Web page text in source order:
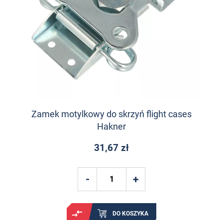
Zamek motylkowy do skrzyń flight cases
Hakner
31,67 zł
DO KOSZYKA